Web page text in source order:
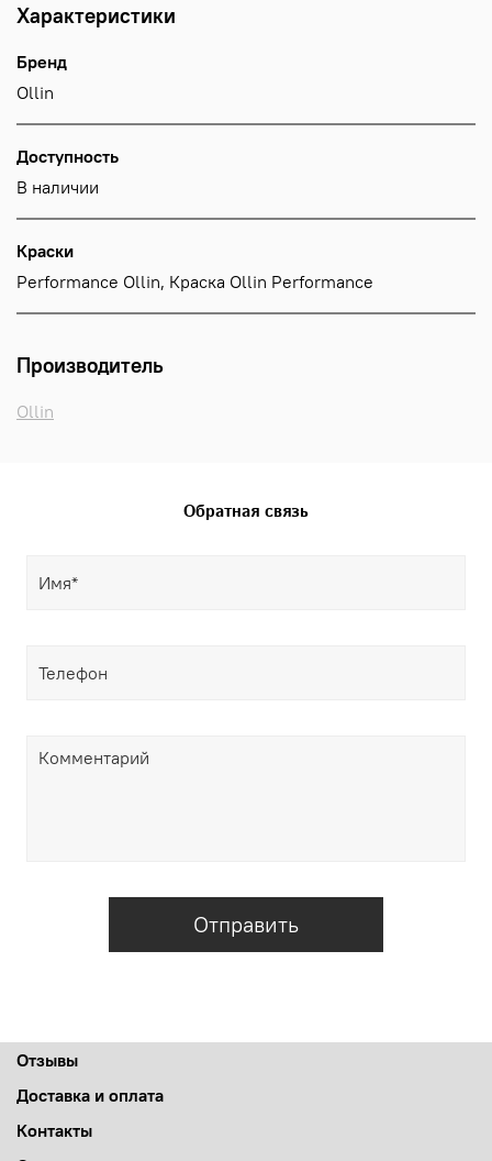
Характеристики
Бренд
Ollin
Доступность
В наличии
Краски
Performance Ollin, Краска Ollin Performance
Производитель
Ollin
Обратная связь
Отправить
Отзывы
Доставка и оплата
Контакты